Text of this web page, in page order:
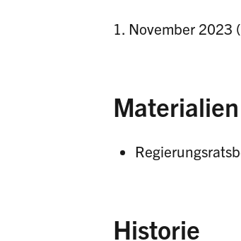
1. November 2023
Materialien
Historie